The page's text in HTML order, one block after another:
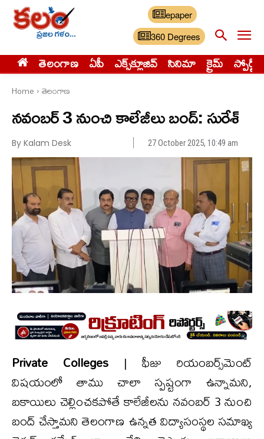
epaper
360 Degrees
తెలంగాణ ఏపీ ఎక్స్‌క్లూజివ్‌ సినిమా క్రైమ్ స్పోర్ట్స్
Home తెలంగాణ
నవంబర్ 3 నుంచి కాలేజీలు బంద్: సురేశ్
By Kalam Desk 27 October 2025, 10:49 am
Private Colleges | ఫీజు రియంబర్స్‌మెంట్
విషయంలో తాము చాలా స్పష్టంగా ఉన్నామని,
బకాయిలు చెల్లించకపోతే కాలేజీలను నవంబర్ 3 నుంచి
బంద్ చేస్తామని తెలంగాణ ఉన్నత విద్యాసంస్థల సమాఖ్య